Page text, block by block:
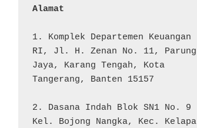
Alamat
1. Komplek Departemen Keuangan
RI, Jl. H. Zenan No. 11, Parung
Jaya, Karang Tengah, Kota
Tangerang, Banten 15157
2. Dasana Indah Blok SN1 No. 9
Kel. Bojong Nangka, Kec. Kelapa